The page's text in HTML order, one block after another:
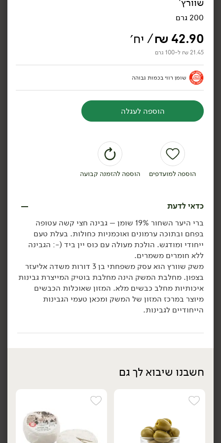
גבינת שָׂרַי 25%
'משק שוורץ'
יח׳
גבינת קממבר 'חרמון' 19%
יח׳
42.90
₪/ יח׳
גבינת קממבר חרמון אגוזים
19% - 'משק שוורץ'
200 גרם
21.45 ₪ ל-100 גרם
הוספה לסל
42.90
₪ / יח׳
גבינת קממבר עם אוכמניות
200 גרם
21.45 ₪ ל-100 גרם
הוספה לסל
יח׳
'משק שוורץ'
200 גרם
21.45 ₪ ל-100 גרם
גבינת קממבר חרמון כתום
19%
'משק שוורץ'
200 גרם
שוורץ'
200 גרם
42.90
₪/ יח׳
21.45 ₪ ל-100 גרם
שומן רווי בכמות גבוהה
הוספה לעגלה
הוספה למועדפים הוספה להזמנה קבועה
כדאי לדעת
ברי היער השחור 19% שומן – גבינה חצי קשה עטופה
בפחם ובתוכה ערמונים ואוכמניות כחולות. בעלת טעם
ייחודי ומודגש. הולכת מעולה עם כוס יין ביד (-: הגבינה
ללא חומרים משמרים.
משק שוורץ הוא עסק משפחתי בן 3 דורות משדה אליעזר
בצפון. מחלבת המשק הינה מחלבת בוטיק המייצרת גבינות
איכותיות מחלב כבשים מלא. המזון שאוכלות הכבשים
מיוצר במרכז המזון של המשק ומכאן טעמי הגבינות
הייחודיים לגבינות.
חשבנו שיבוא לך גם